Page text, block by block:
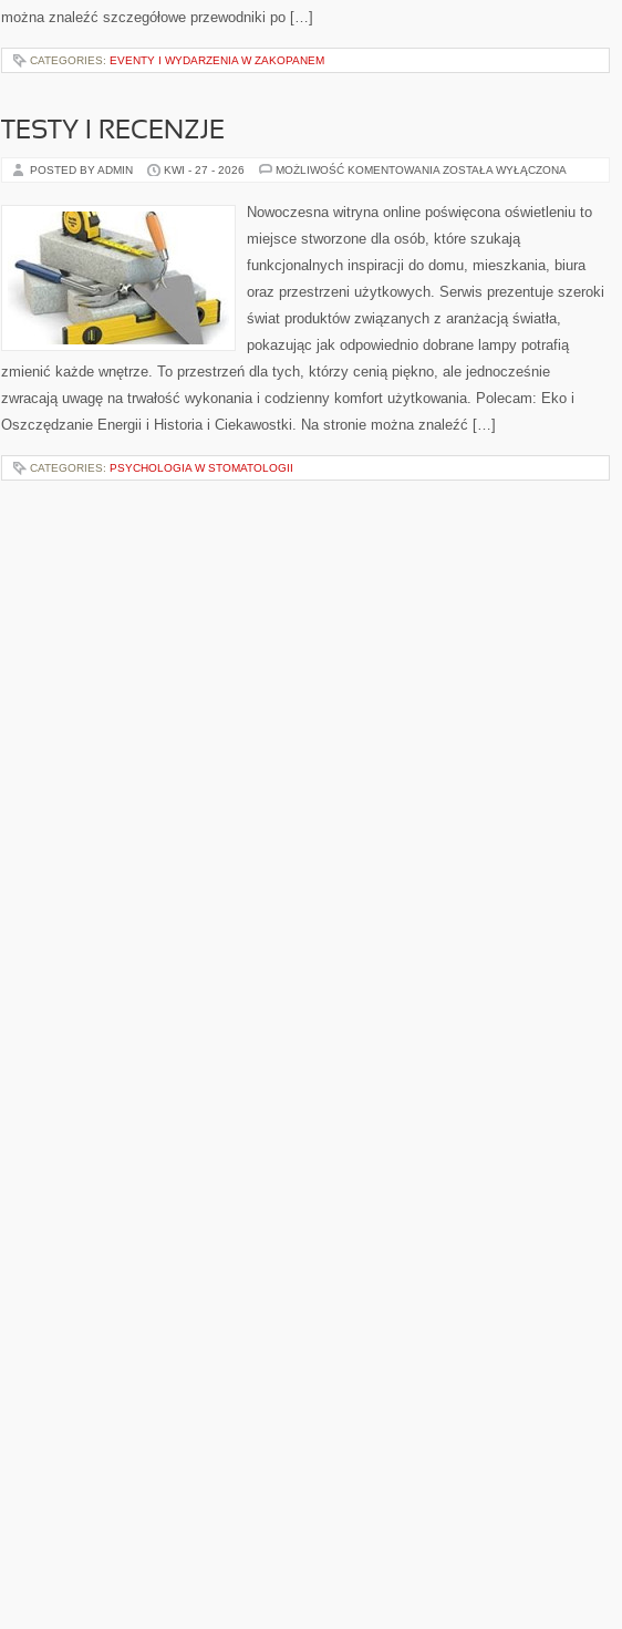
można znaleźć szczegółowe przewodniki po […]
CATEGORIES: EVENTY I WYDARZENIA W ZAKOPANEM
TESTY I RECENZJE
POSTED BY ADMIN KWI - 27 - 2026 MOŻLIWOŚĆ KOMENTOWANIA TESTY
ZOSTAŁA WYŁĄCZONA
Nowoczesna witryna online poświęcona oświetleniu to
miejsce stworzone dla osób, które szukają
funkcjonalnych inspiracji do domu, mieszkania, biura
oraz przestrzeni użytkowych. Serwis prezentuje szeroki
świat produktów związanych z aranżacją światła,
pokazując jak odpowiednio dobrane lampy potrafią
zmienić każde wnętrze. To przestrzeń dla tych, którzy cenią piękno, ale jednocześnie
zwracają uwagę na trwałość wykonania i codzienny komfort użytkowania. Polecam: Eko i
Oszczędzanie Energii i Historia i Ciekawostki. Na stronie można znaleźć […]
CATEGORIES: PSYCHOLOGIA W STOMATOLOGII